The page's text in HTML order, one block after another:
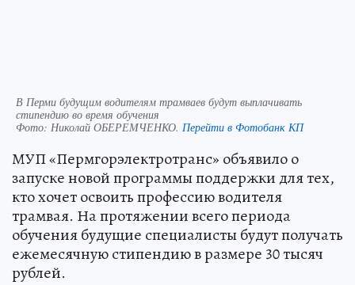
В Перми будущим водителям трамваев будут выплачивать
стипендию во время обучения
Фото: Николай ОБЕРЕМЧЕНКО. Перейти в Фотобанк КП
МУП «Пермгорэлектротранс» объявило о
запуске новой программы поддержки для тех,
кто хочет освоить профессию водителя
трамвая. На протяжении всего периода
обучения будущие специалисты будут получать
ежемесячную стипендию в размере 30 тысяч
рублей.